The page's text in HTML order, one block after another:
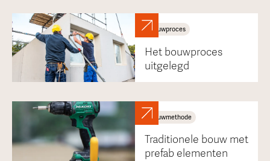
Bouwproces
Het bouwproces
uitgelegd
Bouwmethode
Traditionele bouw met
prefab elementen